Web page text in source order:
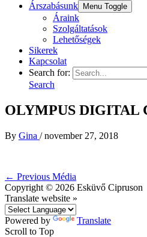
Árszabásunk
Menu Toggle
Áraink
Szolgáltatások
Lehetőségek
Sikerek
Kapcsolat
Search for:
Search
OLYMPUS DIGITAL
By Gina /november 27, 2018
← Previous Média
Copyright © 2026 Esküvő Cipruson
Translate website »
Powered by
Translate
Scroll to Top